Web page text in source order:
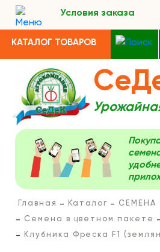
Условия заказа
КАТАЛОГ ТОВАРОВ
Главная Каталог
СЕМЕНА
Семена в цветном пакете
Клубника Фреска F1